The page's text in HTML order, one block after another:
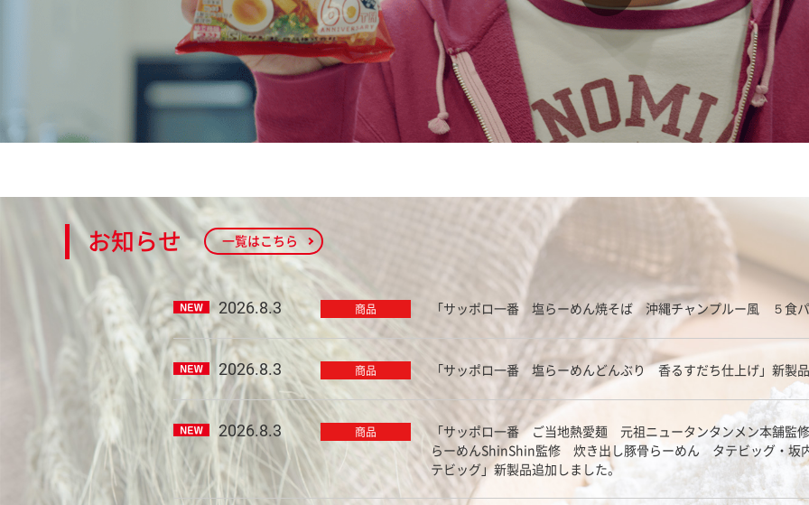
お知らせ 一覧はこちら
2026.8.3 商品 「サッポロ一番 塩らーめん焼そば 沖縄チャンプルー風 ５食
2026.8.3 商品 「サッポロ一番 塩らーめんどんぶり 香るすだち仕上げ」新製
2026.8.3 商品
「サッポロ一番 ご当地熱愛麺 元祖ニュータンタンメン本舗
らーめんShinShin監修 炊き出し豚骨らーめん タテビッグ・
テビッグ」新製品追加しました。